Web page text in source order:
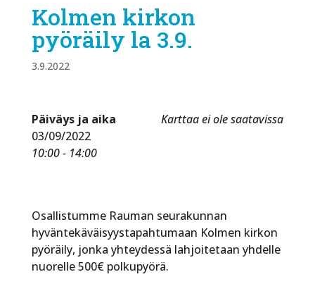
Kolmen kirkon
pyöräily la 3.9.
3.9.2022
Karttaa ei ole saatavissa
Päiväys ja aika
03/09/2022
10:00 - 14:00
Osallistumme Rauman seurakunnan
hyväntekäväisyystapahtumaan Kolmen kirkon
pyöräily, jonka yhteydessä lahjoitetaan yhdelle
nuorelle 500€ polkupyörä.